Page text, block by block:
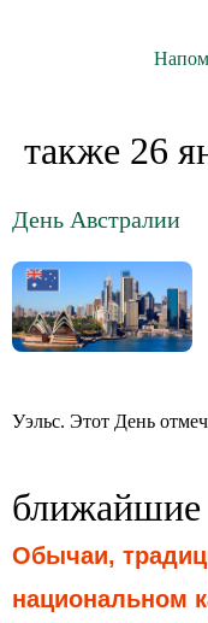
также 26
День Австралии
Уэльс. Этот День
ближайшие
Обычаи,
национальном